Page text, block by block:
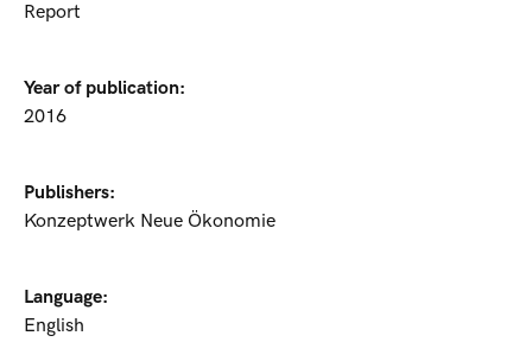
Report
Year of publication:
2016
Publishers:
Konzeptwerk Neue Ökonomie
Language:
English